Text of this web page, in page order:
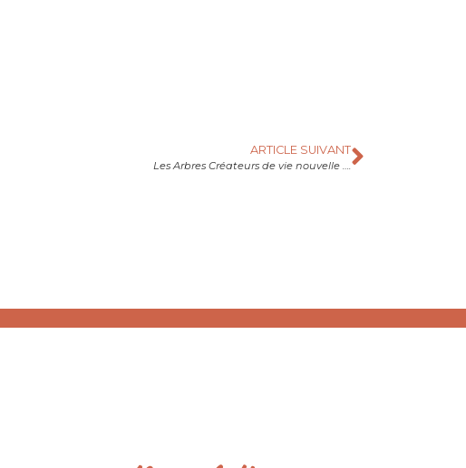
ARTICLE SUIVANT
Les Arbres Créateurs de vie nouvelle ….